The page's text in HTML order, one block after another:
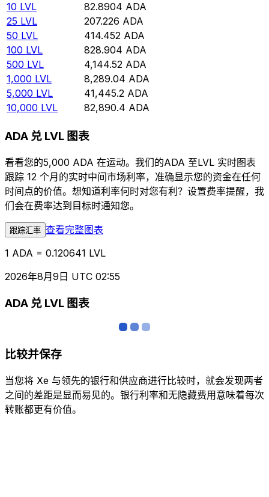
10 LVL 82.8904 ADA
25 LVL 207.226 ADA
50 LVL 414.452 ADA
100 LVL 828.904 ADA
500 LVL 4,144.52 ADA
1,000 LVL 8,289.04 ADA
5,000 LVL 41,445.2 ADA
10,000 LVL 82,890.4 ADA
ADA 兑 LVL 图表
看看您的5,000 ADA 在运动。我们的ADA 至LVL 实时图表
跟踪 12 个月的实时中间市场利率，准确显示您的资金在任何
时间点的价值。想知道利率何时对您有利？设置费率提醒，我
们会在费率达到目标时通知您。
跟踪汇率 查看完整图表
1 ADA = 0.120641 LVL
2026年8月9日 UTC 02:55
ADA 兑 LVL 图表
比较并保存
当您将 Xe 与领先的银行和供应商进行比较时，就会发现两者
之间的差距是显而易见的。银行利率和无隐藏费用意味着每次
转账都更有价值。